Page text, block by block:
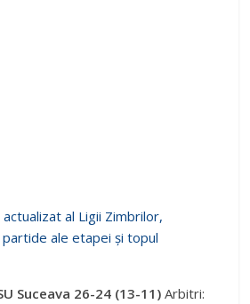
al Ligii Zimbrilor,
ale etapei și topul
Suceava 26-24 (13-11) Arbitri: